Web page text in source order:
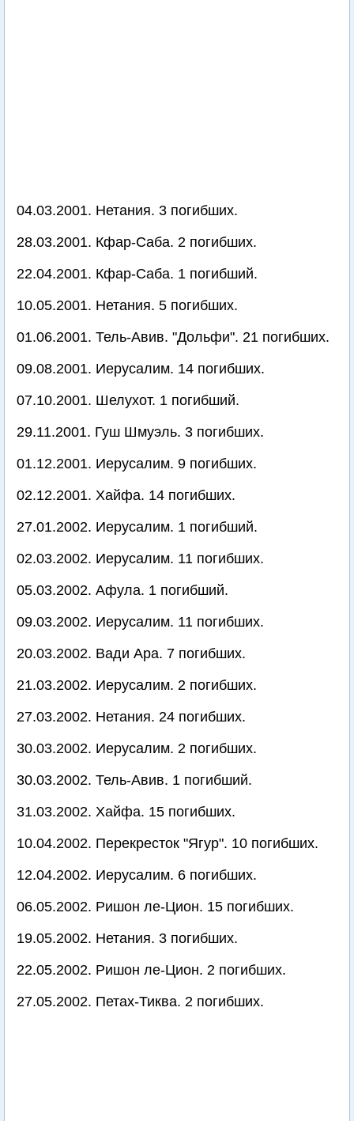
04.03.2001. Нетания. 3 погибших.
28.03.2001. Кфар-Саба. 2 погибших.
22.04.2001. Кфар-Саба. 1 погибший.
10.05.2001. Нетания. 5 погибших.
01.06.2001. Тель-Авив. "Дольфи". 21 погибших.
09.08.2001. Иерусалим. 14 погибших.
07.10.2001. Шелухот. 1 погибший.
29.11.2001. Гуш Шмуэль. 3 погибших.
01.12.2001. Иерусалим. 9 погибших.
02.12.2001. Хайфа. 14 погибших.
27.01.2002. Иерусалим. 1 погибший.
02.03.2002. Иерусалим. 11 погибших.
05.03.2002. Афула. 1 погибший.
09.03.2002. Иерусалим. 11 погибших.
20.03.2002. Вади Ара. 7 погибших.
21.03.2002. Иерусалим. 2 погибших.
27.03.2002. Нетания. 24 погибших.
30.03.2002. Иерусалим. 2 погибших.
30.03.2002. Тель-Авив. 1 погибший.
31.03.2002. Хайфа. 15 погибших.
10.04.2002. Перекресток "Ягур". 10 погибших.
12.04.2002. Иерусалим. 6 погибших.
06.05.2002. Ришон ле-Цион. 15 погибших.
19.05.2002. Нетания. 3 погибших.
22.05.2002. Ришон ле-Цион. 2 погибших.
27.05.2002. Петах-Тиква. 2 погибших.